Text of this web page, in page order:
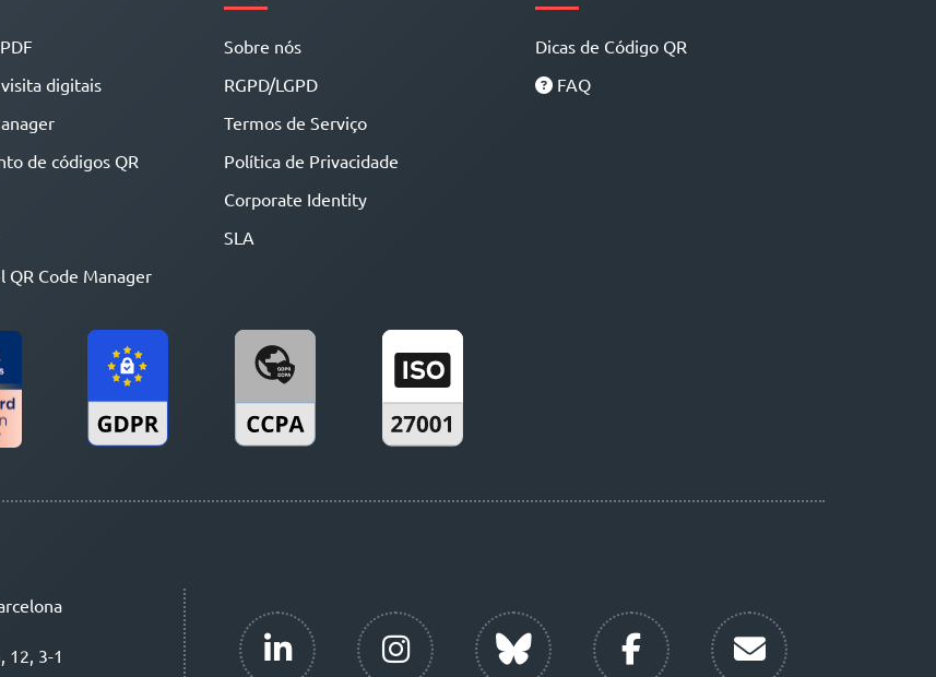
digitais
de códigos QR
QR Code Manager
Sobre nós
RGPD/LGPD
Termos de Serviço
Política de Privacidade
Corporate Identity
SLA
Dicas de Código QR
FAQ
12, 3-1